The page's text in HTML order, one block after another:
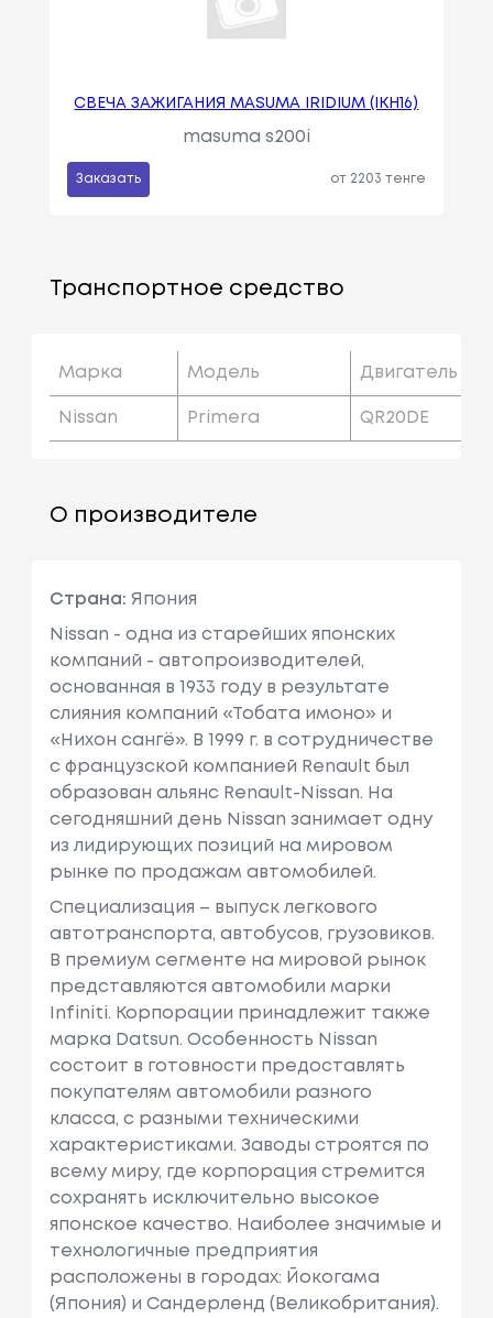
СВЕЧА ЗАЖИГАНИЯ MASUMA IRIDIUM (IKH16)
masuma s200i
Заказать от 2203 тенге
Транспортное средство
Марка Модель Двигатель
Nissan Primera QR20DE
О производителе
Страна: Япония
Nissan - одна из старейших японских
компаний - автопроизводителей,
основанная в 1933 году в результате
слияния компаний «Тобата имоно» и
«Нихон сангё». В 1999 г. в сотрудничестве
с французcкой компанией Renault был
образован альянс Renault-Nissan. На
сегодняшний день Nissan занимает одну
из лидирующих позиций на мировом
рынке по продажам автомобилей.
Специализация – выпуск легкового
автотранспорта, автобусов, грузовиков.
В премиум сегменте на мировой рынок
представляются автомобили марки
Infiniti. Корпорации принадлежит также
марка Datsun. Особенность Nissan
состоит в готовности предоставлять
покупателям автомобили разного
класса, с разными техническими
характеристиками. Заводы строятся по
всему миру, где корпорация стремится
сохранять исключительно высокое
японское качество. Наиболее значимые и
технологичные предприятия
расположены в городах: Йокогама
(Япония) и Сандерленд (Великобритания).